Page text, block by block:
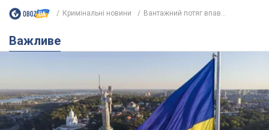
Кримінальні новини Вантажний потяг впав...
Важливе